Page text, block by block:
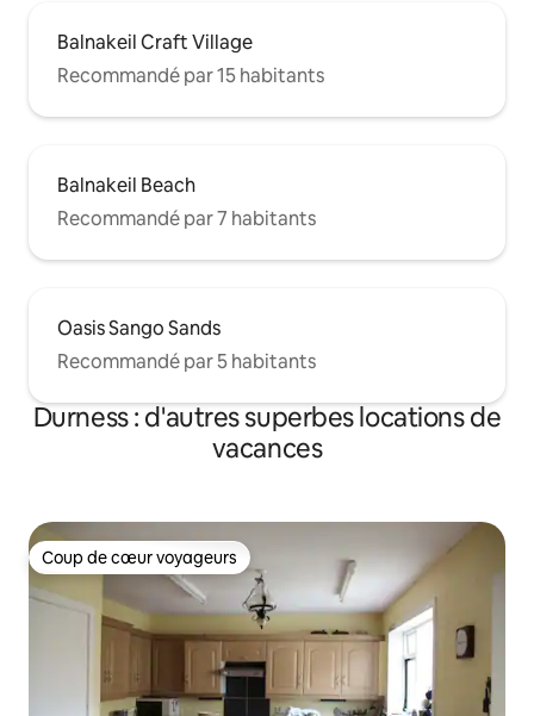
Balnakeil Craft Village
Recommandé par 15 habitants
Balnakeil Beach
Recommandé par 7 habitants
Oasis Sango Sands
Recommandé par 5 habitants
Durness : d'autres superbes locations de
vacances
Coup de cœur voyageurs
Coup de cœur voyageurs